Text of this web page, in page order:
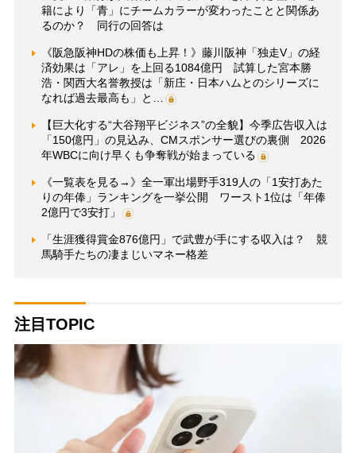
籍により「青」にチームカラーが変わったことと関係あ
るのか？ 同行の回答は
《阪急阪神HDの株価も上昇！》藤川阪神「独走V」の経
済効果は「アレ」を上回る1084億円 試算した宮本勝
浩・関西大名誉教授は「新庄・日本ハムとのシリーズに
なれば過去最高も」と…
【巨大化する“大谷翔平ビジネス”の全貌】今季広告収入は
「150億円」の見込み、CMスポンサー選びの裏側 2026
年WBCに向け早くも争奪戦が始まっている
《一覧表を見る→》全一軍出場野手319人の「1安打あた
りの年俸」ランキングを一挙公開 ワースト1位は「年俸
2億円で3安打」
「生涯獲得賞金876億円」で武豊が手にする収入は？ 競
馬騎手たちの凄まじいマネー格差
注目TOPIC